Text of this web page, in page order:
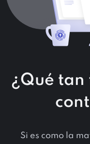
¿Qué tan
Si es como la